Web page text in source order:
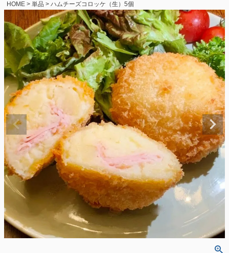
HOME 単品 ハムチーズコロッケ（生）5個